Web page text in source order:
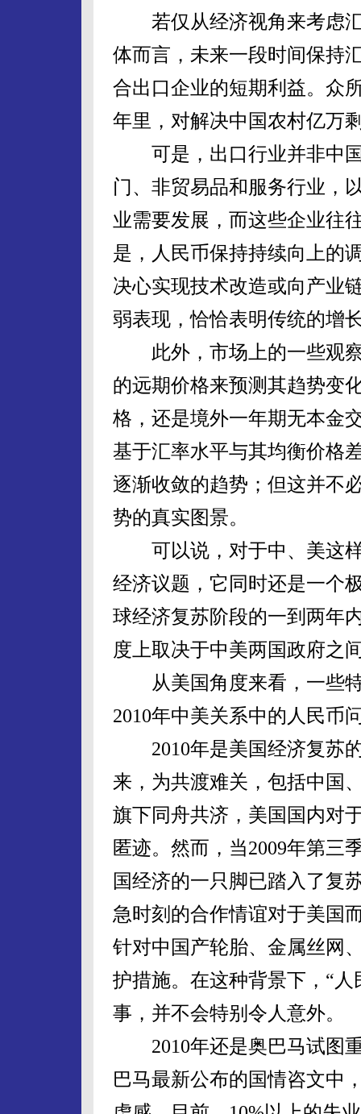
若仅从经济视角来考虑汇
体而言，未来一段时间保持
合出口企业的短期利益。众
年里，对解决中国农村亿万
可是，出口行业并非中国
门、非贸易品和服务行业，
业需要发展，而这些企业往
是，人民币保持持续向上的
决心实现技术改造或向产
弱表现，恰恰表明传统的增
此外，市场上的一些观察
的远期价格来预测其趋势变
格，还是境外一年期无本金
基于汇率水平与其均衡价格
逐渐收敛的趋势；但这并不
势的真实图景。
可以说，对于中、美这样
经济议题，它同时还是一个
球经济复苏阶段的一到两年
度上取决于中美两国政府之
从美国角度来看，一些特
2010年中美关系中的人民币
2010年是美国经济复苏的
来，为共渡难关，包括中国
旗下同舟共济，美国国内对
匿迹。然而，当2009年第三
国经济的一只脚已踏入了复
急时刻的合作情谊对于美国
针对中国产轮胎、金属丝网
护措施。在这种背景下，“
事，并不会特别令人意外。
2010年还是奥巴马试图重
巴马最新公布的国情咨文中